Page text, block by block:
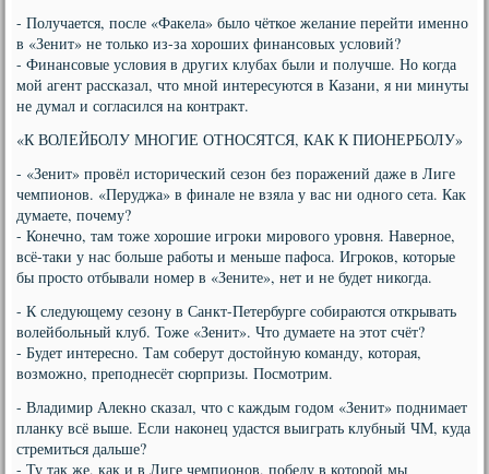
- Получается, после «Факела» было чёткое желание перейти именно
в «Зенит» не только из-за хороших финансовых условий?
- Финансовые условия в других клубах были и получше. Но когда
мой агент рассказал, что мной интересуются в Казани, я ни минуты
не думал и согласился на контракт.
«К ВОЛЕЙБОЛУ МНОГИЕ ОТНОСЯТСЯ, КАК К ПИОНЕРБОЛУ»
- «Зенит» провёл исторический сезон без поражений даже в Лиге
чемпионов. «Перуджа» в финале не взяла у вас ни одного сета. Как
думаете, почему?
- Конечно, там тоже хорошие игроки мирового уровня. Наверное,
всё-таки у нас больше работы и меньше пафоса. Игроков, которые
бы просто отбывали номер в «Зените», нет и не будет никогда.
- К следующему сезону в Санкт-Петербурге собираются открывать
волейбольный клуб. Тоже «Зенит». Что думаете на этот счёт?
- Будет интересно. Там соберут достойную команду, которая,
возможно, преподнесёт сюрпризы. Посмотрим.
- Владимир Алекно сказал, что с каждым годом «Зенит» поднимает
планку всё выше. Если наконец удастся выиграть клубный ЧМ, куда
стремиться дальше?
- Ту так же, как и в Лиге чемпионов, победу в которой мы